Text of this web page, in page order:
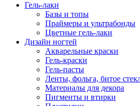
Гель-лаки
Базы и топы
Праймеры и ультрабонды
Цветные гель-лаки
Дизайн ногтей
Акварельные краски
Гель-краски
Гель-пасты
Ленты, фольга, битое
Материалы для декора
Пигменты и втирки